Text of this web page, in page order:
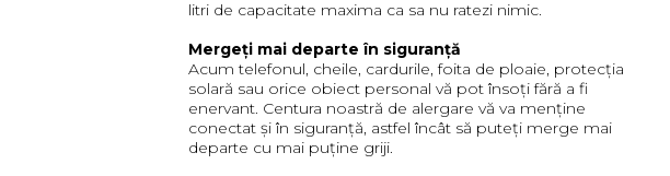
litri de capacitate maxima ca sa nu ratezi nimic.
Mergeți mai departe în siguranță
Acum telefonul, cheile, cardurile, foita de ploaie, protecția
solară sau orice obiect personal vă pot însoți fără a fi
enervant. Centura noastră de alergare vă va menține
conectat și în siguranță, astfel încât să puteți merge mai
departe cu mai puține griji.